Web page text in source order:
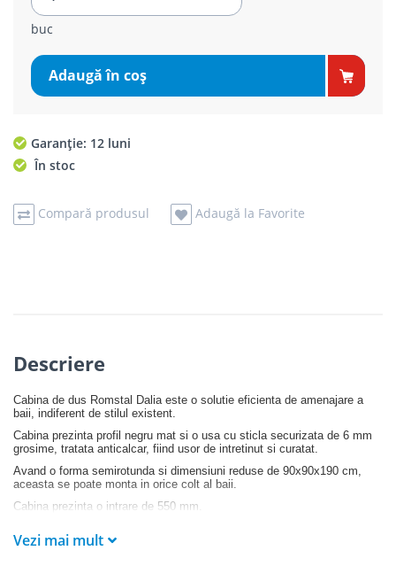
buc
Adaugă în coş
Garanție: 12 luni
În stoc
Compară produsul Adaugă la Favorite
Descriere
Cabina de dus Romstal Dalia este o solutie eficienta de amenajare a
baii, indiferent de stilul existent.
Cabina prezinta profil negru mat si o usa cu sticla securizata de 6 mm
grosime, tratata anticalcar, fiind usor de intretinut si curatat.
Avand o forma semirotunda si dimensiuni reduse de 90x90x190 cm
aceasta se poate monta in orice colt al baii.
Cabina prezinta o intrare de 550 mm.
Vezi mai mult